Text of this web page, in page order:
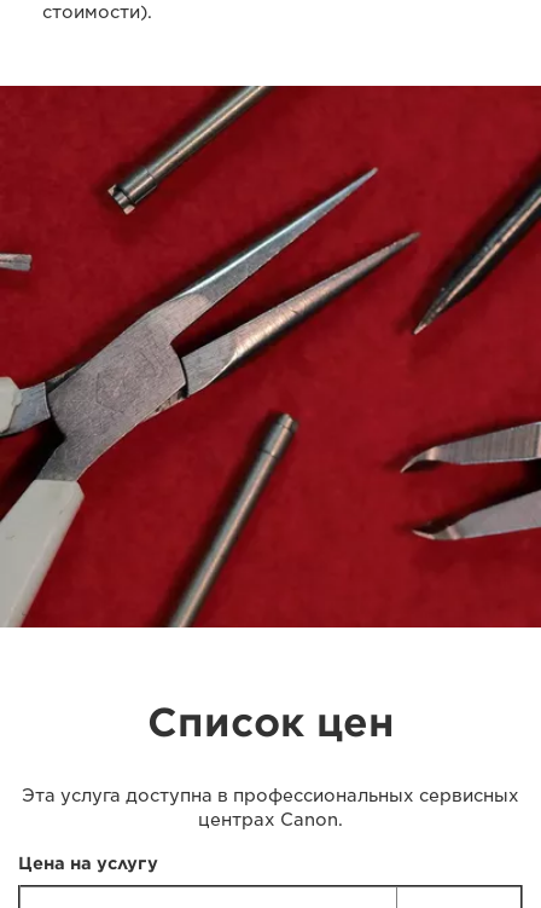
стоимости).
Список цен
Эта услуга доступна в профессиональных сервисных
центрах Canon.
Цена на услугу